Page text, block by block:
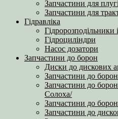
Запчастини для
Запчастини для
Гідравліка
Гідроциліндри
Насос дозатори
Запчастини до борон
Диски до дискових
Запчастини до
Запчастини до
Солоха/
Запчастини до
Запчастини до